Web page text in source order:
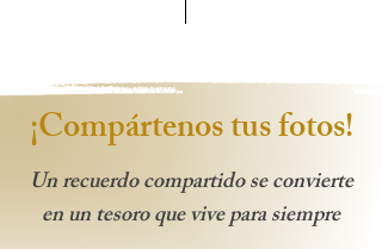
¡Compártenos tus fotos!
Un recuerdo compartido se convierte
en un tesoro que vive para siempre